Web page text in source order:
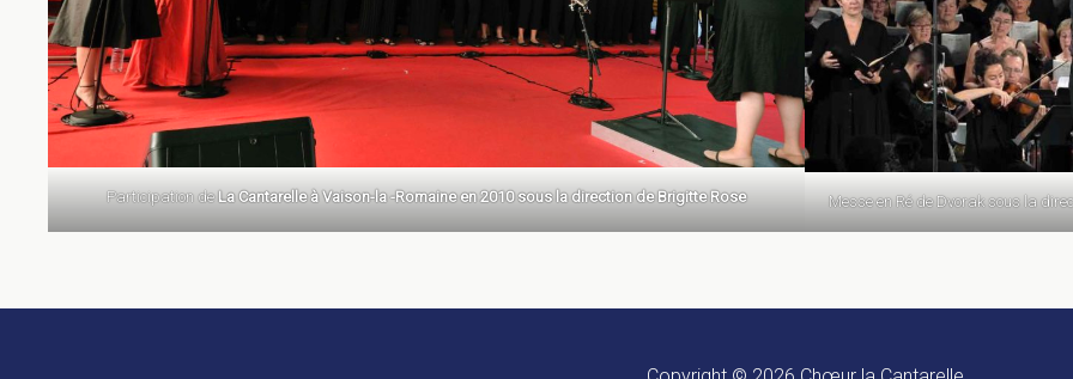
Participation deLa Cantarelle à Vaison-la -Romaine en 2010 sous la direction de Brigitte Rose Messe en Ré de Dvorak sous la